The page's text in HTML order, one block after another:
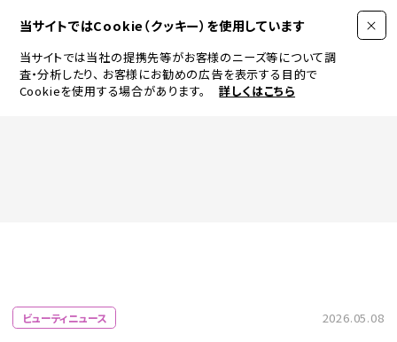
当サイトではCookie（クッキー）を使用しています
当サイトでは当社の提携先等がお客様のニーズ等について調
査・分析したり、 お客様にお勧めの広告を表示する目的で
Cookieを使用する場合があります。
詳しくはこちら
JEWELRY & WATCH
ビューティニュース 2026.05.08